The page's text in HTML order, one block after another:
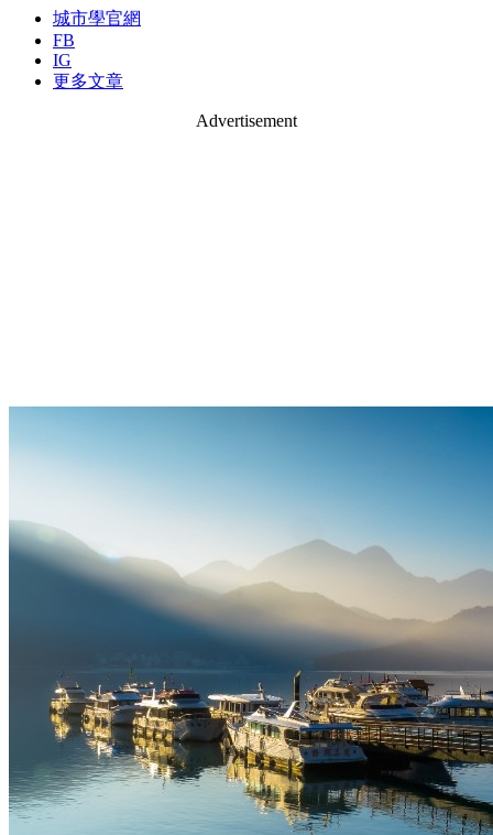
城市學官網
FB
IG
更多文章
Advertisement